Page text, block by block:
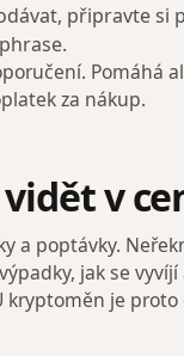
připravte si
Pomáhá
za nákup.
v
a poptávky.
jak se
je